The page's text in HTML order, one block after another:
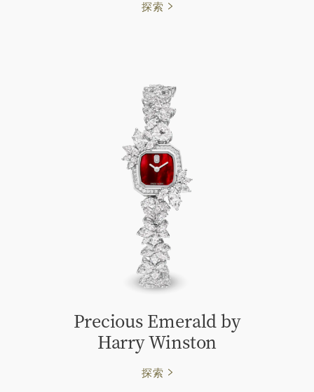
探索
Precious Emerald by
Harry Winston
探索